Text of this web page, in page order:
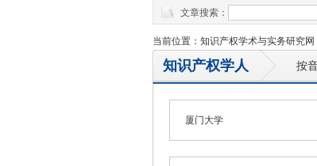
文章搜索：
当前位置： 知识产权学术与实务研究网
知识产权学人 按
厦门大学